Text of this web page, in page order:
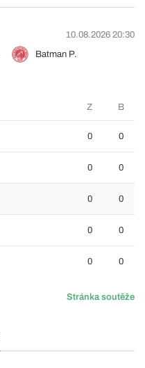
10.08.2026 20:30
Batman P.
Z B
0 0
0 0
0 0
0 0
0 0
Stránka soutěže